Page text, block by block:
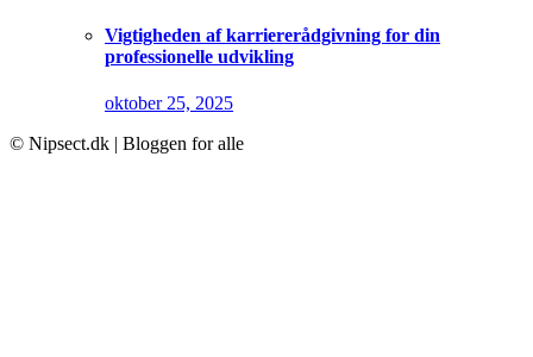
Vigtigheden af karriererådgivning for din
professionelle udvikling
oktober 25, 2025
© Nipsect.dk | Bloggen for alle